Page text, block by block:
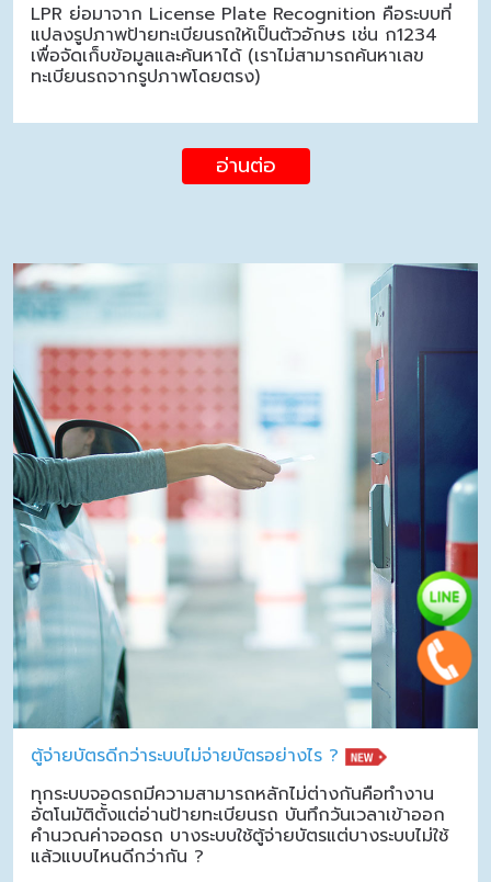
LPR ย่อมาจาก License Plate Recognition คือระบบที่
แปลงรูปภาพป้ายทะเบียนรถให้เป็นตัวอักษร เช่น ก1234
เพื่อจัดเก็บข้อมูลและค้นหาได้ (เราไม่สามารถค้นหาเลข
ทะเบียนรถจากรูปภาพโดยตรง)
อ่านต่อ
ตู้จ่ายบัตรดีกว่าระบบไม่จ่ายบัตรอย่างไร ?
ทุกระบบจอดรถมีความสามารถหลักไม่ต่างกันคือทำงาน
อัตโนมัติตั้งแต่อ่านป้ายทะเบียนรถ บันทึกวันเวลาเข้าออก
คำนวณค่าจอดรถ บางระบบใช้ตู้จ่ายบัตรแต่บางระบบไม่ใช้
แล้วแบบไหนดีกว่ากัน ?